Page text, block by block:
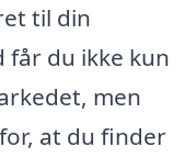
til din
du ikke kun
men
at du finder